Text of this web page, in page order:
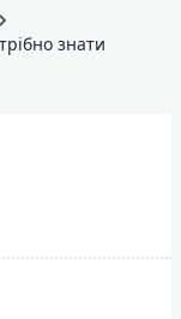
знати